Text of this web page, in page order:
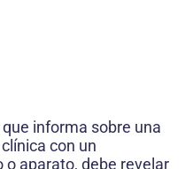
informa sobre una
con un
aparato, debe revelar